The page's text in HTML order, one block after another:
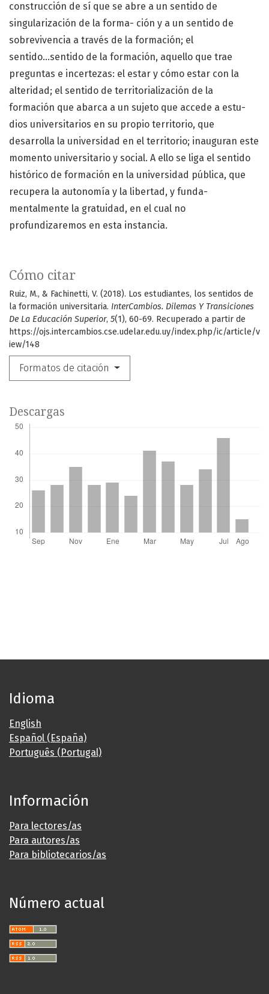
Cómo citar
Ruiz, M., & Fachinetti, V. (2018). Los estudiantes, los sentidos de
la formación universitaria. InterCambios. Dilemas Y Transiciones
De La Educación Superior, 5(1), 60-69. Recuperado a partir de
https://ojs.intercambios.cse.udelar.edu.uy/index.php/ic/article/v
iew/148
Formatos de citación
construcción de sí que se abre a un sentido de
singularización de la forma- ción y a un sentido de
sobrevivencia a través de la formación; el
sentido...sentido de la formación, aquello que trae
preguntas e incertezas: el estar y cómo estar con la
alteridad; el sentido de territorialización de la
formación que abarca a un sujeto que accede a estu-
dios universitarios en su propio territorio, que
desarrolla la universidad en el territorio; inauguran este
momento universitario y social. A ello se liga el sentido
histórico de formación en la universidad pública, que
recupera la autonomía y la libertad, y funda-
mentalmente la gratuidad, en el cual no
profundizaremos en esta instancia.
Descargas
Idioma
English
Español (España)
Português (Portugal)
Información
Para lectores/as
Para autores/as
Para bibliotecarios/as
Número actual